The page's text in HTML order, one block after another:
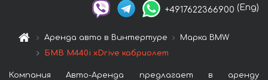
+4917622366900 (Eng)
Аренда авто в Винтертуре
Марка BMW
БМВ M440i xDrive кабриолет
Компания Авто-Аренда предлагает в аренду